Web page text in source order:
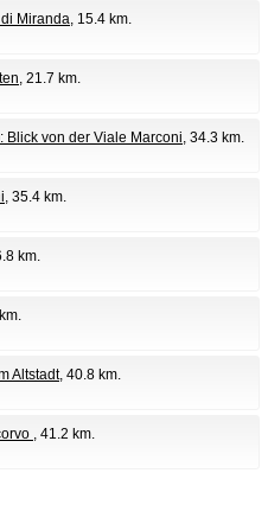
Miranda, 15.4 km.
, 21.7 km.
: Blick von der Viale Marconi, 34.3 km.
, 35.4 km.
km.
Altstadt, 40.8 km.
, 41.2 km.